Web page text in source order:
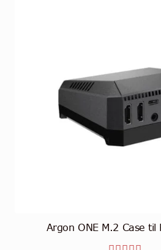
Argon ONE M.2 Case til